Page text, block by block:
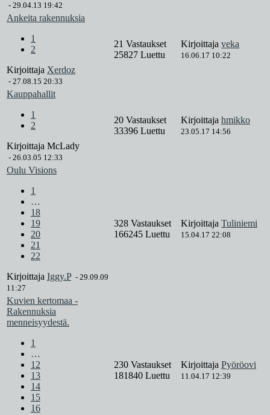
- 29.04.13 19:42
Ankeita rakennuksia
1
2
Kirjoittaja Xerdoz
- 27.08.15 20:33
21 Vastaukset
25827 Luettu
Kirjoittaja veka
16.06.17 10:22
Kauppahallit
1
2
Kirjoittaja McLady
- 26.03.05 12:33
20 Vastaukset
33396 Luettu
Kirjoittaja hmikko
23.05.17 14:56
Oulu Visions
1
…
18
19
20
21
22
Kirjoittaja Iggy.P - 29.09.09
11:27
328 Vastaukset
166245 Luettu
Kirjoittaja Tuliniemi
15.04.17 22:08
Kuvien kertomaa -
Rakennuksia
menneisyydestä.
1
…
12
13
14
15
16
230 Vastaukset
181840 Luettu
Kirjoittaja Pyöröovi
11.04.17 12:39